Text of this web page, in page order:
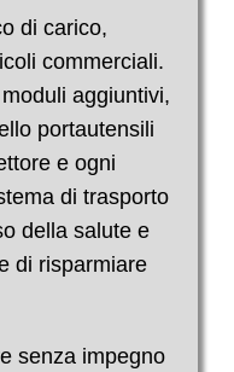
di carico,
commerciali.
aggiuntivi,
portautensili
e ogni
di trasporto
della salute e
di risparmiare
senza impegno